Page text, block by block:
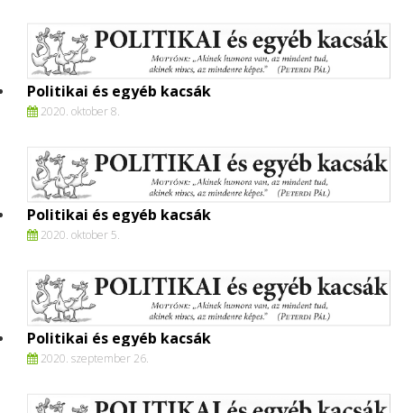
Politikai és egyéb kacsák
2020. oktober 8.
Politikai és egyéb kacsák
2020. oktober 5.
Politikai és egyéb kacsák
2020. szeptember 26.